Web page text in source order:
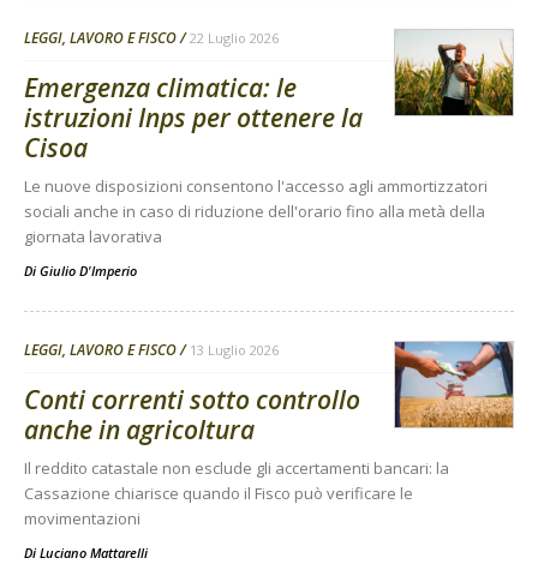
LEGGI, LAVORO E FISCO 22 Luglio 2026
Emergenza climatica: le
istruzioni Inps per ottenere la
Cisoa
Le nuove disposizioni consentono l'accesso agli ammortizzatori
sociali anche in caso di riduzione dell'orario fino alla metà della
giornata lavorativa
Di Giulio D'Imperio
LEGGI, LAVORO E FISCO 13 Luglio 2026
Conti correnti sotto controllo
anche in agricoltura
Il reddito catastale non esclude gli accertamenti bancari: la
Cassazione chiarisce quando il Fisco può verificare le
movimentazioni
Di Luciano Mattarelli